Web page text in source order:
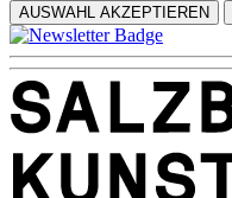
AUSWAHL AKZEPTIEREN